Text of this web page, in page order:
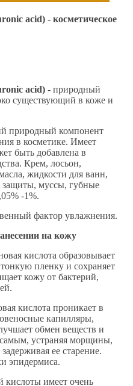
acid) - косметическое
acid)- природный
существующий в коже и
природный компонент
в косметике. Имеет
быть добавлена в
Крем, лосьон,
жидкости для ванн,
защиты, муссы, губные
-1%.
фактор увлажнения.
на кожу
кислота образовывает
пленку и сохраняет
кожу от бактерий,
кислота проникает в
капилляры,
обмен веществ и
устраняя морщины,
ее старение.
эпидермиса.
кислоты имеет очень